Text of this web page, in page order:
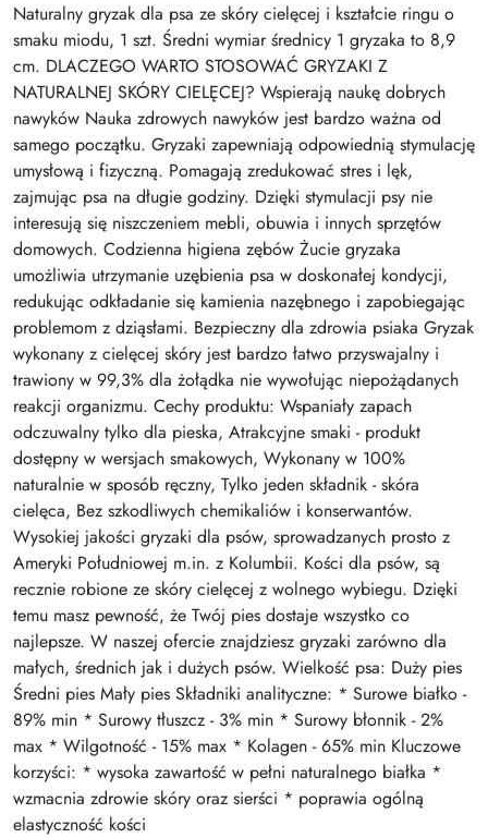
Naturalny gryzak dla psa ze skóry cielęcej i kształcie ringu o
smaku miodu, 1 szt. Średni wymiar średnicy 1 gryzaka to 8,9
cm. DLACZEGO WARTO STOSOWAĆ GRYZAKI Z
NATURALNEJ SKÓRY CIELĘCEJ? Wspierają naukę dobrych
nawyków Nauka zdrowych nawyków jest bardzo ważna od
samego początku. Gryzaki zapewniają odpowiednią stymulację
umysłową i fizyczną. Pomagają zredukować stres i lęk,
zajmując psa na długie godziny. Dzięki stymulacji psy nie
interesują się niszczeniem mebli, obuwia i innych sprzętów
domowych. Codzienna higiena zębów Żucie gryzaka
umożliwia utrzymanie uzębienia psa w doskonałej kondycji,
redukując odkładanie się kamienia nazębnego i zapobiegając
problemom z dziąsłami. Bezpieczny dla zdrowia psiaka Gryzak
wykonany z cielęcej skóry jest bardzo łatwo przyswajalny i
trawiony w 99,3% dla żołądka nie wywołując niepożądanych
reakcji organizmu. Cechy produktu: Wspaniały zapach
odczuwalny tylko dla pieska, Atrakcyjne smaki - produkt
dostępny w wersjach smakowych, Wykonany w 100%
naturalnie w sposób ręczny, Tylko jeden składnik - skóra
cielęca, Bez szkodliwych chemikaliów i konserwantów.
Wysokiej jakości gryzaki dla psów, sprowadzanych prosto z
Ameryki Południowej m.in. z Kolumbii. Kości dla psów, są
recznie robione ze skóry cielęcej z wolnego wybiegu. Dzięki
temu masz pewność, że Twój pies dostaje wszystko co
najlepsze. W naszej ofercie znajdziesz gryzaki zarówno dla
małych, średnich jak i dużych psów. Wielkość psa: Duży pies
Średni pies Mały pies Składniki analityczne: * Surowe białko -
89% min * Surowy tłuszcz - 3% min * Surowy błonnik - 2%
max * Wilgotność - 15% max * Kolagen - 65% min Kluczowe
korzyści: * wysoka zawartość w pełni naturalnego białka *
wzmacnia zdrowie skóry oraz sierści * poprawia ogólną
elastyczność kości